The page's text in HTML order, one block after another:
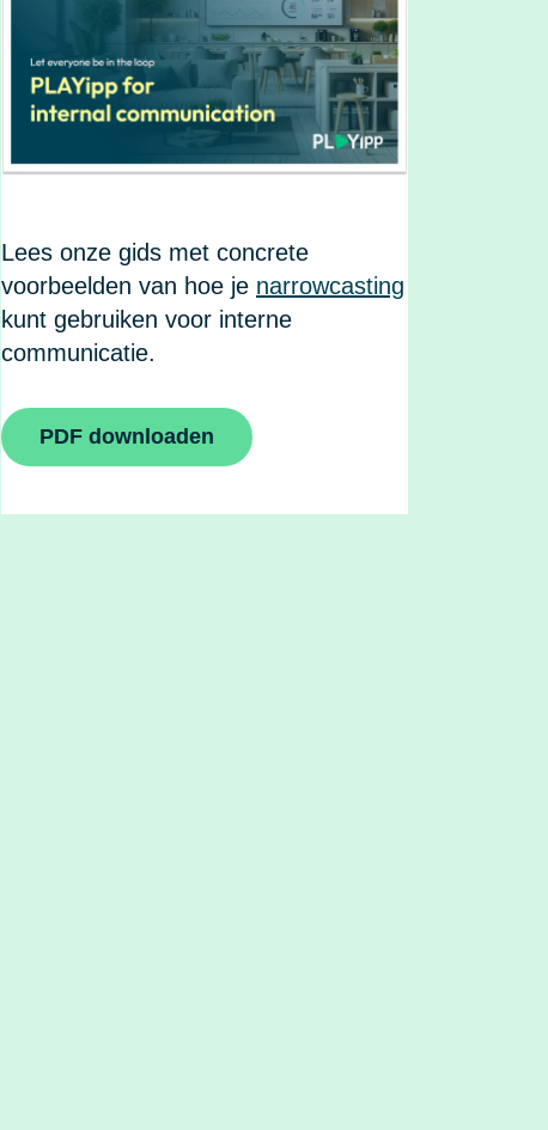
Lees onze gids met concrete
voorbeelden van hoe je narrowcasting
kunt gebruiken voor interne
communicatie.
PDF downloaden